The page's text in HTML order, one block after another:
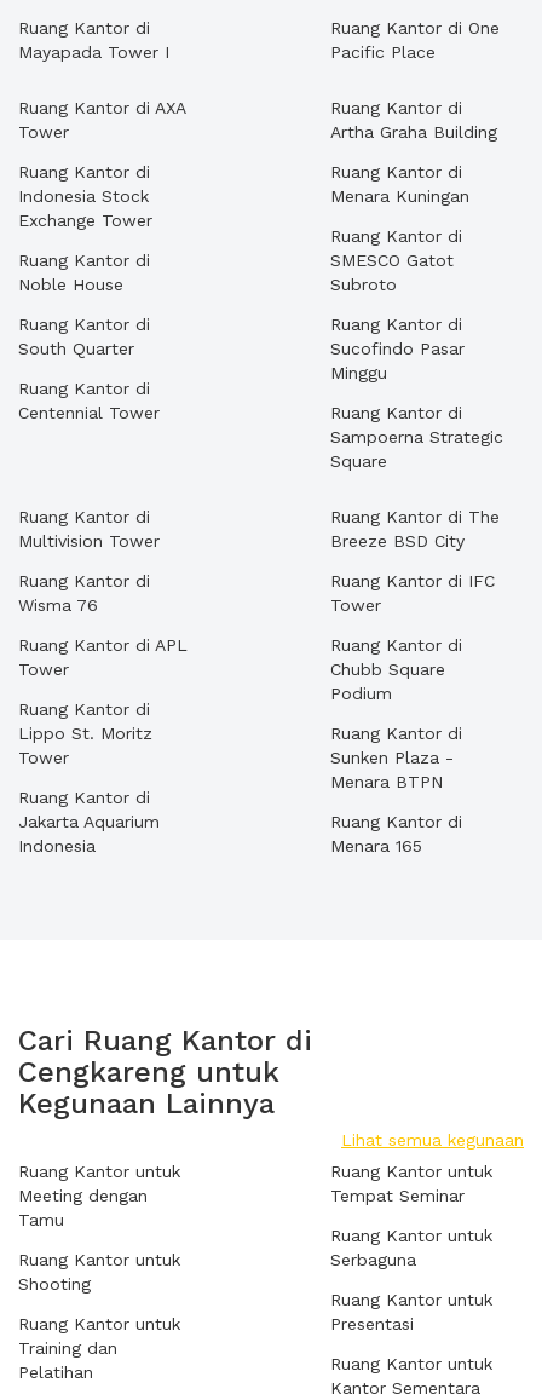
Ruang Kantor di
Mayapada Tower I
Ruang Kantor di One
Pacific Place
Ruang Kantor di AXA
Tower
Ruang Kantor di
Indonesia Stock
Exchange Tower
Ruang Kantor di
Noble House
Ruang Kantor di
South Quarter
Ruang Kantor di
Centennial Tower
Ruang Kantor di
Artha Graha Building
Ruang Kantor di
Menara Kuningan
Ruang Kantor di
SMESCO Gatot
Subroto
Ruang Kantor di
Sucofindo Pasar
Minggu
Ruang Kantor di
Sampoerna Strategic
Square
Ruang Kantor di
Multivision Tower
Ruang Kantor di
Wisma 76
Ruang Kantor di APL
Tower
Ruang Kantor di
Lippo St. Moritz
Tower
Ruang Kantor di
Jakarta Aquarium
Indonesia
Ruang Kantor di The
Breeze BSD City
Ruang Kantor di IFC
Tower
Ruang Kantor di
Chubb Square
Podium
Ruang Kantor di
Sunken Plaza -
Menara BTPN
Ruang Kantor di
Menara 165
Cari Ruang Kantor di
Cengkareng untuk
Kegunaan Lainnya
Lihat semua kegunaan
Ruang Kantor untuk
Meeting dengan
Tamu
Ruang Kantor untuk
Shooting
Ruang Kantor untuk
Training dan
Pelatihan
Ruang Kantor untuk
Tempat Seminar
Ruang Kantor untuk
Serbaguna
Ruang Kantor untuk
Presentasi
Ruang Kantor untuk
Kantor Sementara